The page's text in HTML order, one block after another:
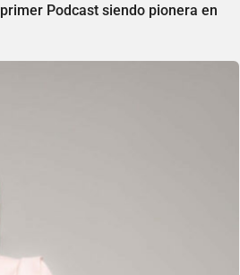
Podcast siendo pionera en